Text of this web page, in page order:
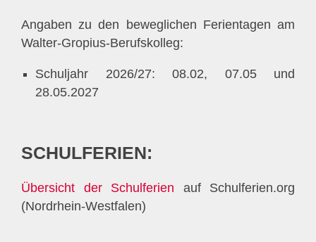
Angaben zu den beweglichen Ferientagen am
Walter-Gropius-Berufskolleg:
Schuljahr 2026/27: 08.02, 07.05 und
28.05.2027
SCHULFERIEN:
Übersicht der Schulferien auf Schulferien.org
(Nordrhein-Westfalen)